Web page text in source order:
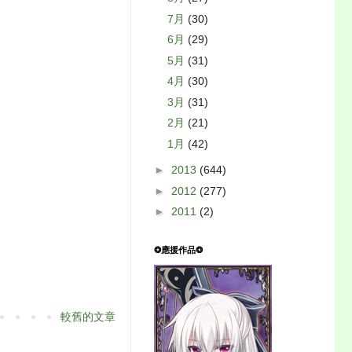
較舊的文章
7月 (30)
6月 (29)
5月 (31)
4月 (30)
3月 (31)
2月 (21)
1月 (42)
► 2013 (644)
► 2012 (277)
► 2011 (2)
❂應援作品❂